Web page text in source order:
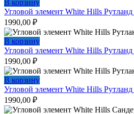
В корзину
Угловой элемент White Hills
1990,00 ₽
В корзину
Угловой элемент White Hills
1990,00 ₽
В корзину
Угловой элемент White Hills
1990,00 ₽